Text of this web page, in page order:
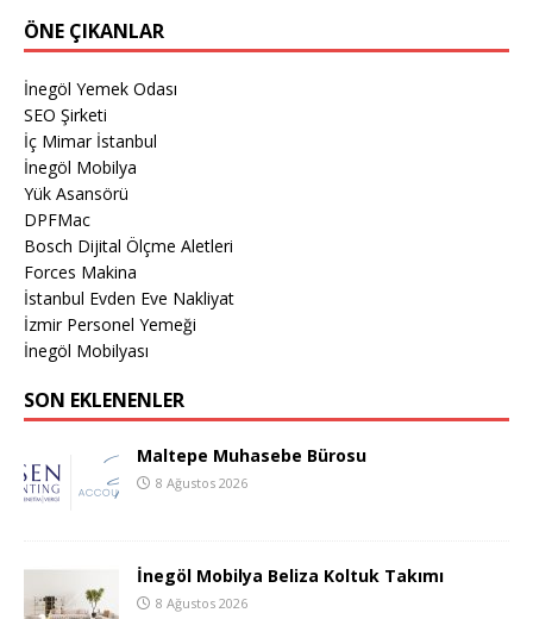
ÖNE ÇIKANLAR
İnegöl Yemek Odası
SEO Şirketi
İç Mimar İstanbul
İnegöl Mobilya
Yük Asansörü
DPFMac
Bosch Dijital Ölçme Aletleri
Forces Makina
İstanbul Evden Eve Nakliyat
İzmir Personel Yemeği
İnegöl Mobilyası
SON EKLENENLER
Maltepe Muhasebe Bürosu
8 Ağustos 2026
İnegöl Mobilya Beliza Koltuk Takımı
8 Ağustos 2026